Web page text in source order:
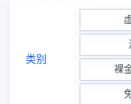
类别
裸